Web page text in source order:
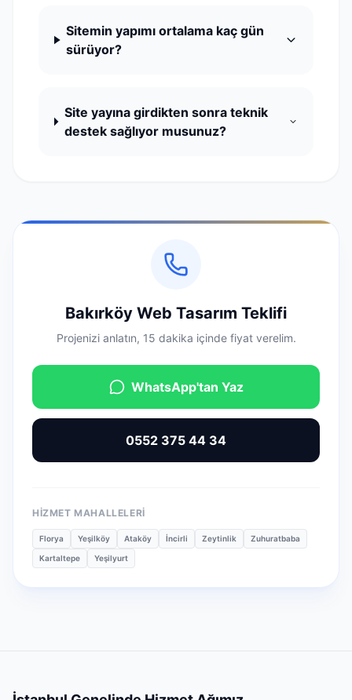
Sitemin yapımı ortalama kaç gün
sürüyor?
Site yayına girdikten sonra teknik
destek sağlıyor musunuz?
Bakırköy Web Tasarım Teklifi
Projenizi anlatın, 15 dakika içinde fiyat verelim.
WhatsApp'tan Yaz
0552 375 44 34
HIZMET MAHALLELERI
Florya Yeşilköy Ataköy İncirli Zeytinlik Zuhuratbaba
Kartaltepe Yeşilyurt